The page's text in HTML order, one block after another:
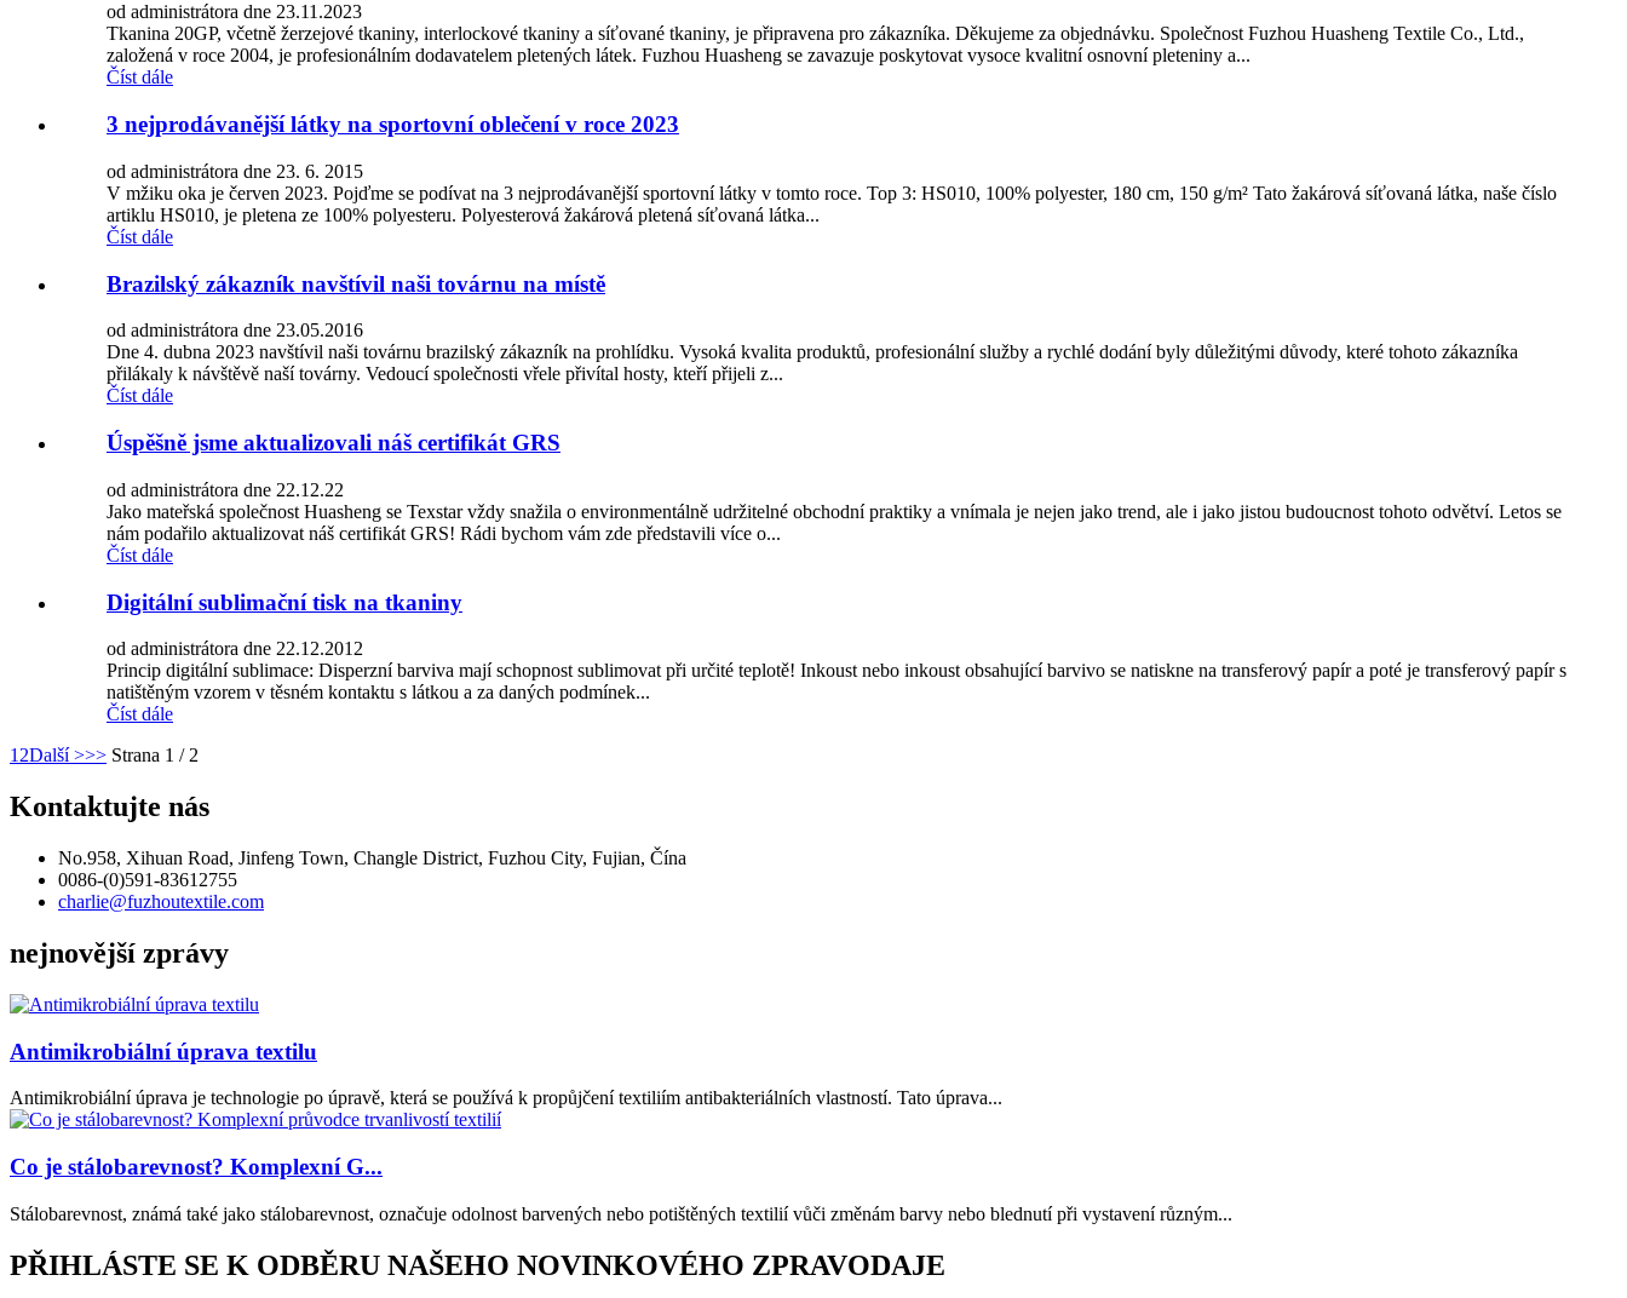
od administrátora dne 23.11.2023
Tkanina 20GP, včetně žerzejové tkaniny, interlockové tkaniny a síťované tkaniny, je připravena pro zákazníka. Děkujeme za objednávku. Společnost Fuzhou Huasheng Textile Co., Ltd.,
založená v roce 2004, je profesionálním dodavatelem pletených látek. Fuzhou Huasheng se zavazuje poskytovat vysoce kvalitní osnovní pleteniny a...
Číst dále
3 nejprodávanější látky na sportovní oblečení v roce 2023
od administrátora dne 23. 6. 2015
V mžiku oka je červen 2023. Pojďme se podívat na 3 nejprodávanější sportovní látky v tomto roce. Top 3: HS010, 100% polyester, 180 cm, 150 g/m² Tato žakárová síťovaná látka, naše číslo
artiklu HS010, je pletena ze 100% polyesteru. Polyesterová žakárová pletená síťovaná látka...
Číst dále
Brazilský zákazník navštívil naši továrnu na místě
od administrátora dne 23.05.2016
Dne 4. dubna 2023 navštívil naši továrnu brazilský zákazník na prohlídku. Vysoká kvalita produktů, profesionální služby a rychlé dodání byly důležitými důvody, které tohoto zákazníka
přilákaly k návštěvě naší továrny. Vedoucí společnosti vřele přivítal hosty, kteří přijeli z...
Číst dále
Úspěšně jsme aktualizovali náš certifikát GRS
od administrátora dne 22.12.22
Jako mateřská společnost Huasheng se Texstar vždy snažila o environmentálně udržitelné obchodní praktiky a vnímala je nejen jako trend, ale i jako jistou budoucnost tohoto odvětví. Letos se
nám podařilo aktualizovat náš certifikát GRS! Rádi bychom vám zde představili více o...
Číst dále
Digitální sublimační tisk na tkaniny
od administrátora dne 22.12.2012
Princip digitální sublimace: Disperzní barviva mají schopnost sublimovat při určité teplotě! Inkoust nebo inkoust obsahující barvivo se natiskne na transferový papír a poté je transferový papír s
natištěným vzorem v těsném kontaktu s látkou a za daných podmínek...
Číst dále
1 2Další >>> Strana 1 / 2
Kontaktujte nás
No.958, Xihuan Road, Jinfeng Town, Changle District, Fuzhou City, Fujian, Čína
0086-(0)591-83612755
charlie@fuzhoutextile.com
nejnovější zprávy
Antimikrobiální úprava textilu
Antimikrobiální úprava je technologie po úpravě, která se používá k propůjčení textiliím antibakteriálních vlastností. Tato úprava...
Co je stálobarevnost? Komplexní G...
Stálobarevnost, známá také jako stálobarevnost, označuje odolnost barvených nebo potištěných textilií vůči změnám barvy nebo blednutí při vystavení různým...
PŘIHLÁSTE SE K ODBĚRU NAŠEHO NOVINKOVÉHO ZPRAVODAJE